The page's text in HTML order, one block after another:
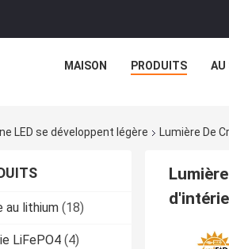
MAISON PRODUITS AU
LED se développent légère Lumière De
au lithium (18)
LiFePO4 (4)